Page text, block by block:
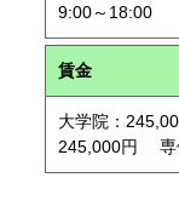
9:00～18:00
賃金
大学院：
245,000円 専